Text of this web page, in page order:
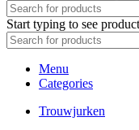
Start typing to see
Menu
Categories
Trouwjurken